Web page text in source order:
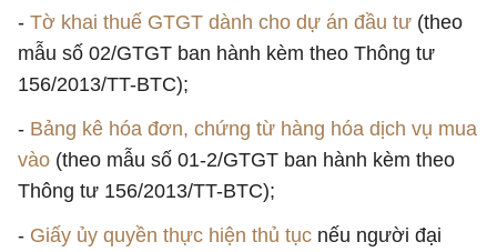
- Tờ khai thuế GTGT dành cho dự án đầu tư (theo
mẫu số 02/GTGT ban hành kèm theo Thông tư
156/2013/TT-BTC);
- Bảng kê hóa đơn, chứng từ hàng hóa dịch vụ mua
vào (theo mẫu số 01-2/GTGT ban hành kèm theo
Thông tư 156/2013/TT-BTC);
- Giấy ủy quyền thực hiện thủ tục nếu người đại